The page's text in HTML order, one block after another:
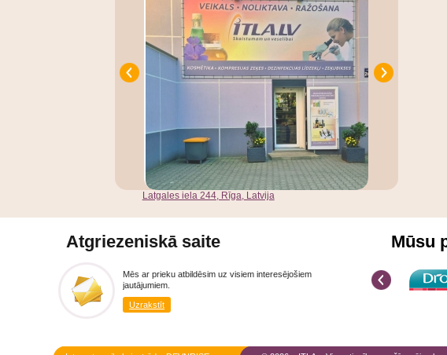
Latgales iela 244, Rīga, Latvija
Mūsu
Atgriezeniskā saite
Mēs ar prieku atbildēsim uz visiem interesējošiem
jautājumiem.
Uzrakstīt